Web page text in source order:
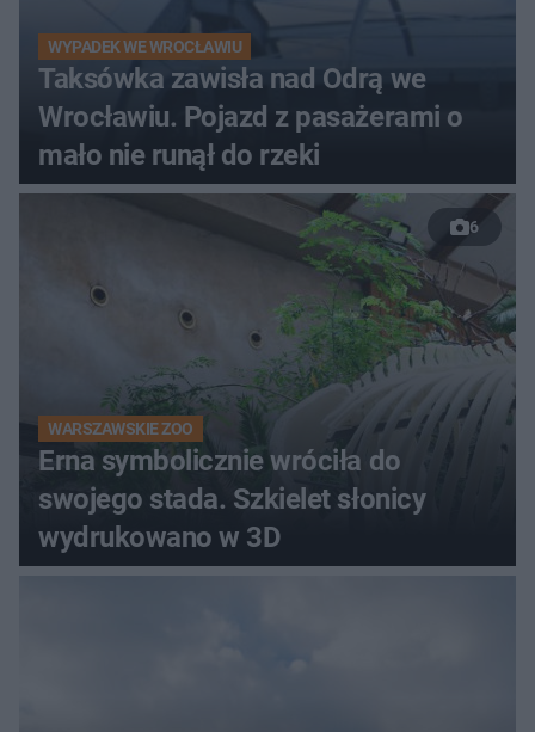
WYPADEK WE WROCŁAWIU
Taksówka zawisła nad Odrą we
Wrocławiu. Pojazd z pasażerami o
mało nie runął do rzeki
6
WARSZAWSKIE ZOO
Erna symbolicznie wróciła do
swojego stada. Szkielet słonicy
wydrukowano w 3D